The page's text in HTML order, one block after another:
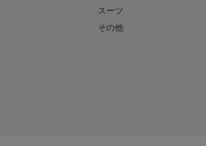
スーツ
その他